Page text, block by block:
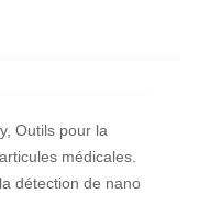
Outils pour la
médicales.
détection de nano